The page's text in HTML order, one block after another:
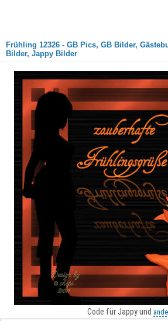
Frühling 12326 - GB Pics, GB Bilder,
Bilder, Jappy Bilder
Code für Jappy und